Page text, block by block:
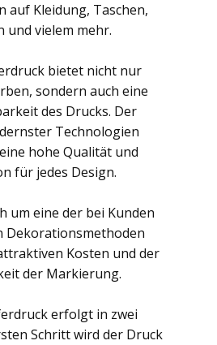
auf Kleidung, Taschen,
und vielem mehr.
bietet nicht nur
sondern auch eine
des Drucks. Der
Technologien
hohe Qualität und
für jedes Design.
um eine der bei Kunden
Dekorationsmethoden
Kosten und der
der Markierung.
erfolgt in zwei
Schritt wird der Druck